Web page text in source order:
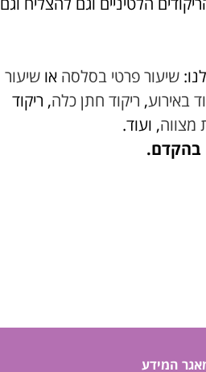
שיעור פרטי בסלסה אושיעור
באירוע, ריקוד חתן כלה, ריקוד
מצווה, ועוד.
בהקדם.
המידע